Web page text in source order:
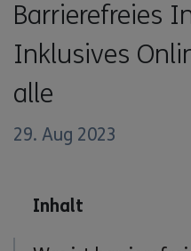
Barrierefreies
Inklusives
alle
29. Aug 2023
Inhalt